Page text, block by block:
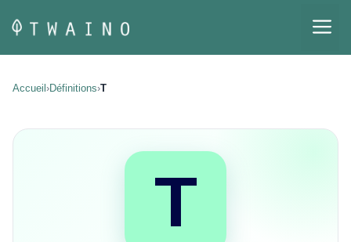
au
contenu
Accueil ›Définitions›T
T